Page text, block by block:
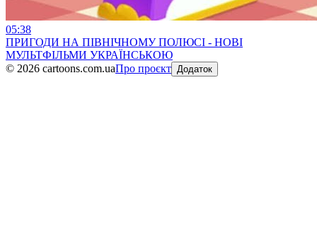
05:38
ПРИГОДИ НА ПІВНІЧНОМУ ПОЛЮСІ - НОВІ
МУЛЬТФІЛЬМИ УКРАЇНСЬКОЮ
© 2026 cartoons.com.uaПро проєкт Додаток